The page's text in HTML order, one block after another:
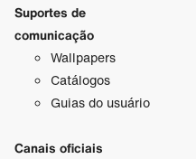
Suportes de
comunicação
Wallpapers
Catálogos
Guias do usuário
Canais oficiais